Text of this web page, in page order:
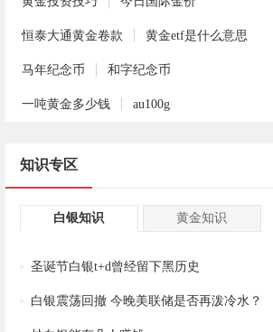
恒泰大通黄金卷款 黄金etf是什么意思
马年纪念币 和字纪念币
一吨黄金多少钱 au100g
知识专区
白银知识 黄金知识
圣诞节白银t+d曾经留下黑历史
白银震荡回撤 今晚美联储是否再泼冷水？